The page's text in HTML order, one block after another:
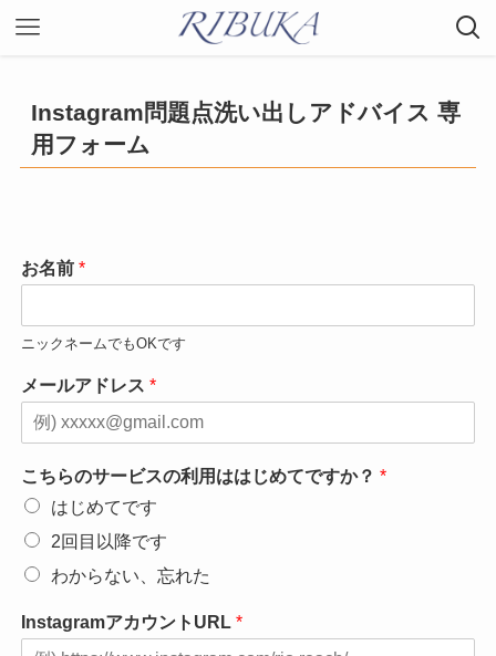
Instagram問題点洗い出しアドバイス 専
用フォーム
お名前 *
ニックネームでもOKです
メールアドレス *
こちらのサービスの利用ははじめてですか？ *
はじめてです
2回目以降です
わからない、忘れた
InstagramアカウントURL *